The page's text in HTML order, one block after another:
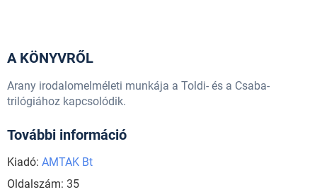
A KÖNYVRŐL
Arany irodalomelméleti munkája a Toldi- és a Csaba-
trilógiához kapcsolódik.
További információ
Kiadó: AMTAK Bt
Oldalszám: 35